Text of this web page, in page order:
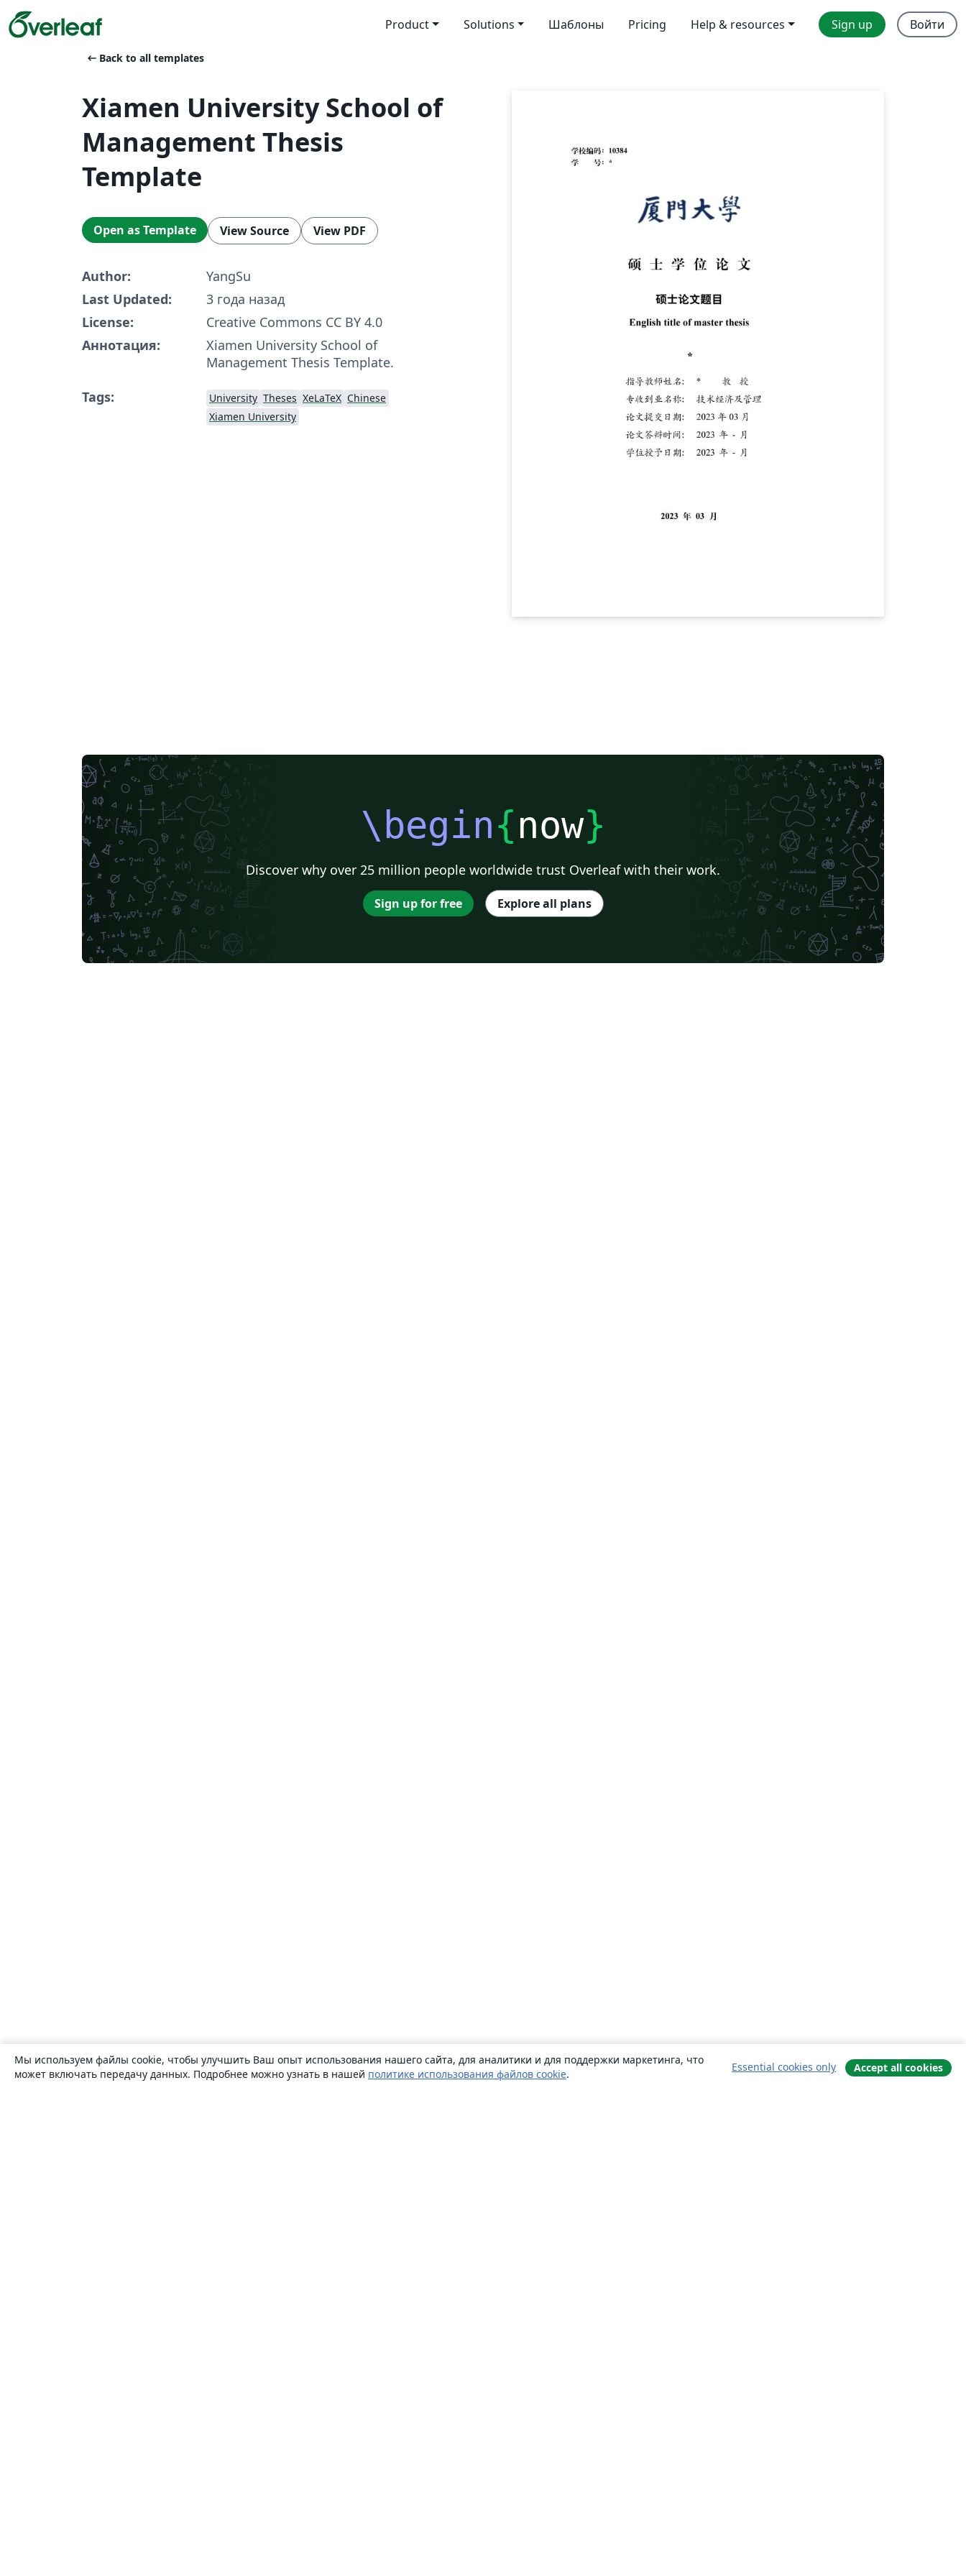
Product Solutions Шаблоны Pricing Help & resources Sign up Войти
arrow_left_alt Back to all templates
Xiamen University School of
Management Thesis
Template
Open as Template View Source View PDF
Author:
YangSu
Last Updated:
3 года назад
License:
Creative Commons CC BY 4.0
Аннотация:
Xiamen University School of
Management Thesis Template.
Tags:
University Theses XeLaTeX Chinese
Xiamen University
\begin{now}
Discover why over 25 million people worldwide trust Overleaf with their work.
Sign up for free Explore all plans
Мы используем файлы cookie, чтобы улучшить Ваш опыт использования нашего сайта, для аналитики и для поддержки маркетинга, что
может включать передачу данных. Подробнее можно узнать в нашей политике использования файлов cookie.
Essential cookies only Accept all cookies